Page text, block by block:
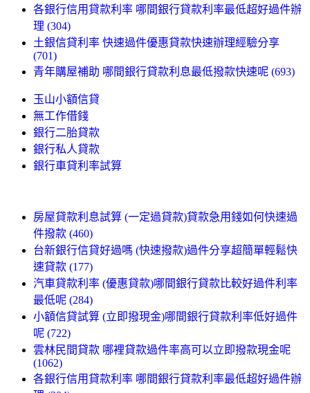
各銀行信用貸款利率 哪間銀行貸款利率最低超好過件辦
理 (304)
土銀信貸利率 快速過件優惠貸款快速辦理經驗分享
(701)
青年購屋補助 哪間銀行貸款利息最低撥款快速呢 (693)
玉山小額信貸
無工作借錢
銀行二胎貸款
銀行私人貸款
銀行車貸利率試算
房屋貸款利息試算 (一定過貸款)貸款急用錢如何快速過
件撥款 (460)
台新銀行信貸好過嗎 (快速撥款)過件分享超簡單輕鬆快
速貸款 (177)
汽車貸款利率 (優惠貸款)哪間銀行貸款比較好過件利率
最低呢 (284)
小額信貸試算 (立即撥現金)哪間銀行貸款利率低好過件
呢 (722)
雲林民間貸款 哪裡貸款過件率高可以立即撥款現金呢
(1062)
各銀行信用貸款利率 哪間銀行貸款利率最低超好過件辦